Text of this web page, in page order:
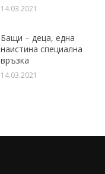
14.03.2021
Бащи – деца, една
наистина специална
връзка
14.03.2021